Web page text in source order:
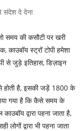
संदेश दे देना
समय की कसौटी पर खरी
स्ट्रॉ टोपी हमेशा
से जुड़े इतिहास, डिज़ाइन
होती है, इसकी जड़ें 1800 के
गया है कि कैसे समय के
द्वारा पहना जाता है,
द्वारा भी पहना जाता